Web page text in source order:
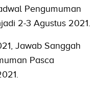
Pengumuman
2-3 Agustus 2021.
Jawab Sanggah
Pasca